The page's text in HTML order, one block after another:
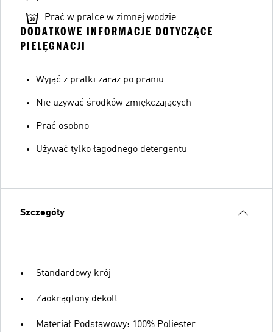
Prać w pralce w zimnej wodzie
DODATKOWE INFORMACJE DOTYCZĄCE
PIELĘGNACJI
Wyjąć z pralki zaraz po praniu
Nie używać środków zmiękczających
Prać osobno
Używać tylko łagodnego detergentu
Szczegóły
Standardowy krój
Zaokrąglony dekolt
Materiał Podstawowy: 100% Poliester